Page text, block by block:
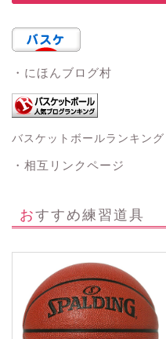
・にほんブログ村
バスケットボールランキング
・相互リンクページ
おすすめ練習道具